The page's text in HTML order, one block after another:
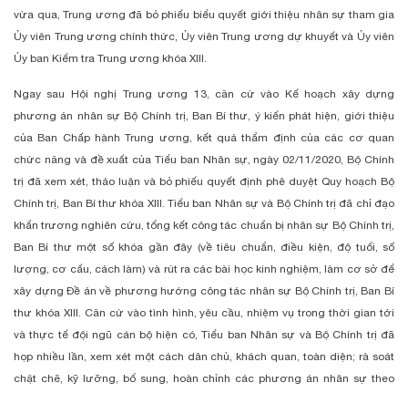
vừa qua, Trung ương đã bỏ phiếu biểu quyết giới thiệu nhân sự tham gia
Ủy viên Trung ương chính thức, Ủy viên Trung ương dự khuyết và Ủy viên
Ủy ban Kiểm tra Trung ương khóa XIII.
Ngay sau Hội nghị Trung ương 13, căn cứ vào Kế hoạch xây dựng
phương án nhân sự Bộ Chính trị, Ban Bí thư, ý kiến phát hiện, giới thiệu
của Ban Chấp hành Trung ương, kết quả thẩm định của các cơ quan
chức năng và đề xuất của Tiểu ban Nhân sự, ngày 02/11/2020, Bộ Chính
trị đã xem xét, thảo luận và bỏ phiếu quyết định phê duyệt Quy hoạch Bộ
Chính trị, Ban Bí thư khóa XIII. Tiểu ban Nhân sự và Bộ Chính trị đã chỉ đạo
khẩn trương nghiên cứu, tổng kết công tác chuẩn bị nhân sự Bộ Chính trị,
Ban Bí thư một số khóa gần đây (về tiêu chuẩn, điều kiện, độ tuổi, số
lượng, cơ cấu, cách làm) và rút ra các bài học kinh nghiệm, làm cơ sở để
xây dựng Đề án về phương hướng công tác nhân sự Bộ Chính trị, Ban Bí
thư khóa XIII. Căn cứ vào tình hình, yêu cầu, nhiệm vụ trong thời gian tới
và thực tế đội ngũ cán bộ hiện có, Tiểu ban Nhân sự và Bộ Chính trị đã
họp nhiều lần, xem xét một cách dân chủ, khách quan, toàn diện; rà soát
chặt chẽ, kỹ lưỡng, bổ sung, hoàn chỉnh các phương án nhân sự theo